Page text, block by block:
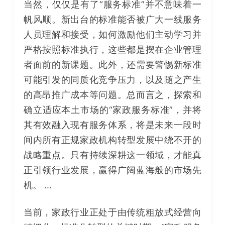
当然，仅仅是有了“服务标准”并不意味着一
帆风顺。新出台的标准能否被广大一线服务
人员理解和接受，如何激励他们主动学习并
严格按照标准执行，这些都是摆在企业管理
者面前的新课题。此外，还需要警惕新标准
可能引发的同质化竞争压力，以及随之产生
的高昂推广成本等问题。总而言之，探索和
确立适应本土市场的“家政服务标准”，并将
其有效融入现有服务体系，将是未来一段时
间内所有正规家政机构转型发展中绕不开的
战略重点。只有持续深耕这一领域，才能真
正引领行业发展，赢得广阔蓝海般的市场先
机。 ...
当前，家政行业正处于由传统粗放式经营向